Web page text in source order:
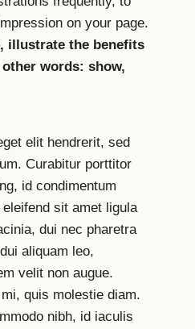
the benefits
words: show,
elit hendrerit, sed
Curabitur porttitor
id condimentum
amet ligula
dui nec pharetra
aliquam leo,
quis molestie diam.
nibh, id iaculis